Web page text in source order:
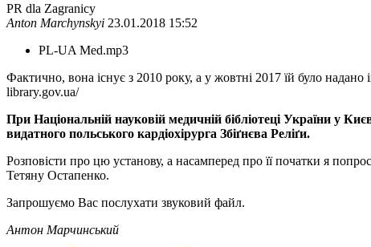
PR dla Zagranicy
Anton Marchynskyi 23.01.2018 15:52
PL-UA Med.mp3
Фактично, вона існує з 2010 року, а у жовтні 2017 їй було надано
library.gov.ua/
При Національній науковій медичній бібліотеці України у
видатного польського кардіохірурга Збіґнєва Реліґи.
Розповісти про цю установу, а насамперед про її початки я
Тетяну Остапенко.
Запрошуємо Вас послухати звуковий файл.
Антон Марчинський